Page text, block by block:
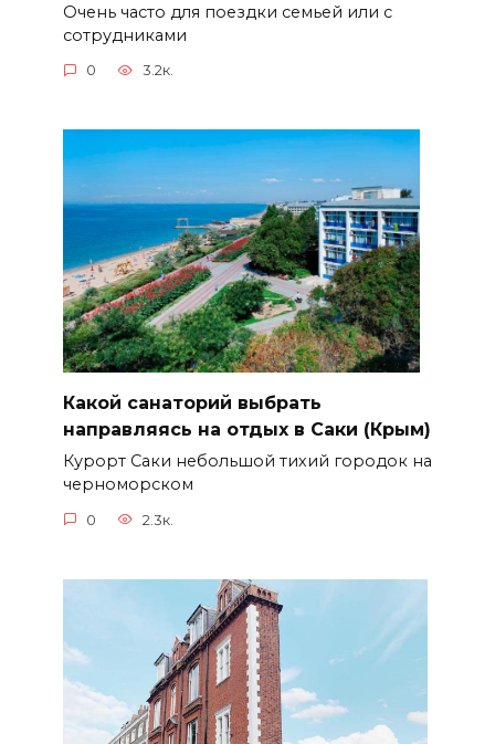
Очень часто для поездки семьей или с
сотрудниками
0 3.2к.
Какой санаторий выбрать
направляясь на отдых в Саки (Крым)
Курорт Саки небольшой тихий городок на
черноморском
0 2.3к.